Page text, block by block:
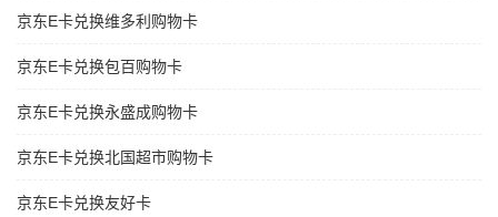
京东E卡兑换维多利购物卡
京东E卡兑换包百购物卡
京东E卡兑换永盛成购物卡
京东E卡兑换北国超市购物卡
京东E卡兑换友好卡